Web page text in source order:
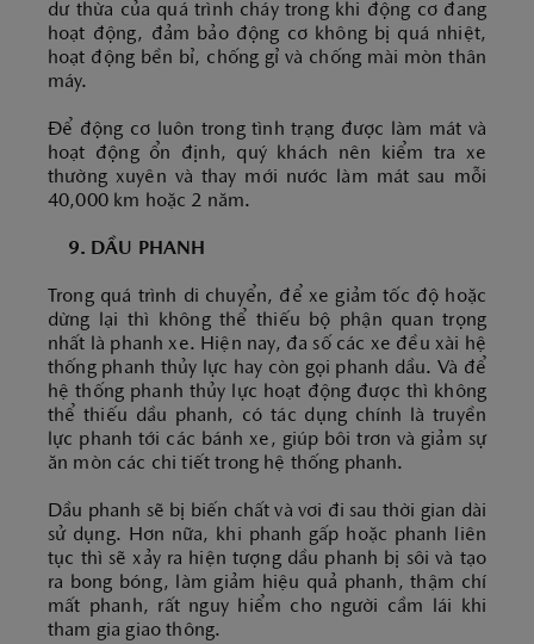
dư thừa của quá trình cháy trong khi động cơ đang
hoạt động, đảm bảo động cơ không bị quá nhiệt,
hoạt động bền bỉ, chống gỉ và chống mài mòn thân
máy.
Để động cơ luôn trong tình trạng được làm mát và
hoạt động ổn định, quý khách nên kiểm tra xe
thường xuyên và thay mới nước làm mát sau mỗi
40,000 km hoặc 2 năm.
9. DẦU PHANH
Trong quá trình di chuyển, để xe giảm tốc độ hoặc
dừng lại thì không thể thiếu bộ phận quan trọng
nhất là phanh xe. Hiện nay, đa số các xe đều xài hệ
thống phanh thủy lực hay còn gọi phanh dầu. Và để
hệ thống phanh thủy lực hoạt động được thì không
thể thiếu dầu phanh, có tác dụng chính là truyền
lực phanh tới các bánh xe, giúp bôi trơn và giảm sự
ăn mòn các chi tiết trong hệ thống phanh.
Dầu phanh sẽ bị biến chất và vơi đi sau thời gian dài
sử dụng. Hơn nữa, khi phanh gấp hoặc phanh liên
tục thì sẽ xảy ra hiện tượng dầu phanh bị sôi và tạo
ra bong bóng, làm giảm hiệu quả phanh, thậm chí
mất phanh, rất nguy hiểm cho người cầm lái khi
tham gia giao thông.